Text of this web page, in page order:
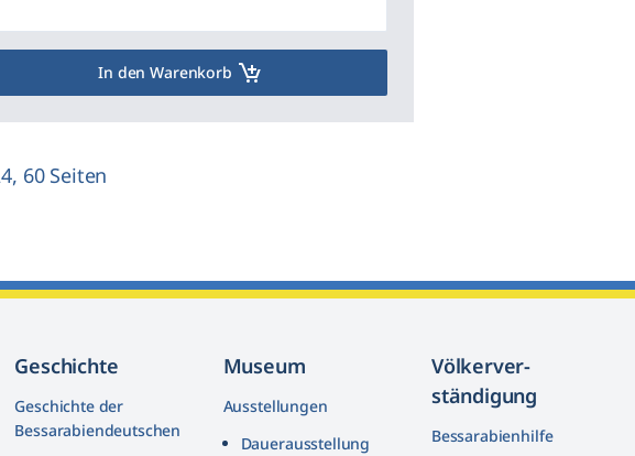
In den Warenkorb
60 Seiten
Geschichte
Geschichte der
Bessarabiendeutschen
Museum
Ausstellungen
Dauerausstellung
Völkerver­
ständigung
Bessarabienhilfe